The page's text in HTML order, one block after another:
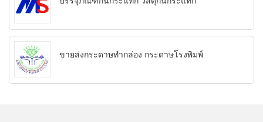
ขายส่งกระดาษทำกล่อง กระดาษโรงพิมพ์